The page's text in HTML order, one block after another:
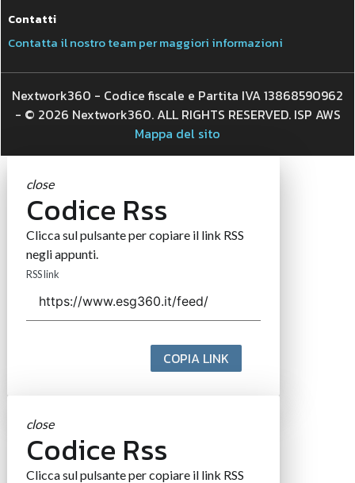
Contatti
Contatta il nostro team per maggiori informazioni
Nextwork360 - Codice fiscale e Partita IVA 13868590962
- © 2026 Nextwork360. ALL RIGHTS RESERVED. ISP AWS
Mappa del sito
close
Codice Rss
Clicca sul pulsante per copiare il link RSS
negli appunti.
RSS link
COPIA LINK
close
Codice Rss
Clicca sul pulsante per copiare il link RSS